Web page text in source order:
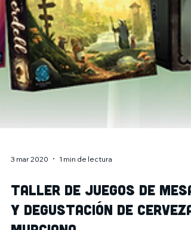
3 mar 2020 1 min de lectura
TALLER DE JUEGOS DE MESA